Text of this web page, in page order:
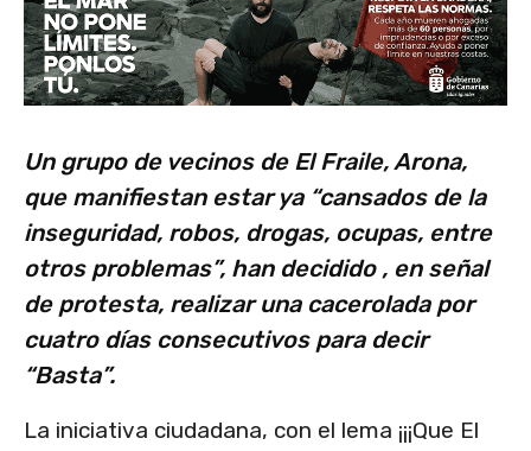
Un grupo de vecinos de El Fraile, Arona,
que manifiestan estar ya “cansados de la
inseguridad, robos, drogas, ocupas, entre
otros problemas”, han decidido , en señal
de protesta, realizar una cacerolada por
cuatro días consecutivos para decir
“Basta”.
La iniciativa ciudadana, con el lema ¡¡¡Que El